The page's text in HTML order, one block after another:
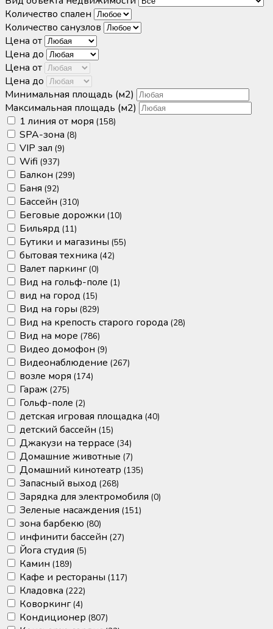
Количество спален
Количество санузлов
Цена от
Цена до
Цена от
Цена до
Минимальная площадь (м2)
Максимальная площадь (м2)
1 линия от моря (158)
SPA-зона (8)
VIP зал (9)
Wifi (937)
Балкон (299)
Баня (92)
Бассейн (310)
Беговые дорожки (10)
Бильярд (11)
Бутики и магазины (55)
бытовая техника (42)
Валет паркинг(0)
Вид на гольф-поле (1)
вид на город (15)
Вид на горы (829)
Вид на крепость старого города (28)
Вид на море (786)
Видео домофон (9)
Видеонаблюдение (267)
возле моря (174)
Гараж (275)
Гольф-поле (2)
детская игровая площадка (40)
детский бассейн (15)
Джакузи на террасе (34)
Домашние животные (7)
Домашний кинотеатр (135)
Запасный выход (268)
Зарядка для электромобиля (0)
Зеленые насаждения (151)
зона барбекю (80)
инфинити бассейн (27)
Йога студия (5)
Камин (189)
Кафе и рестораны (117)
Кладовка (222)
Коворкинг(4)
Кондиционер (807)